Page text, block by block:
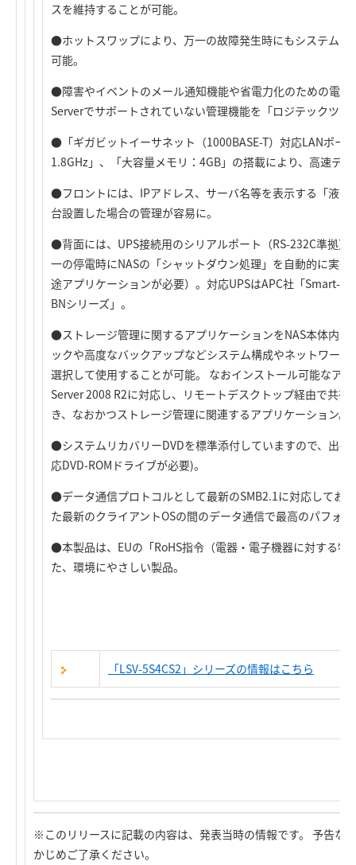
スを維持することが可能。
●ホットスワップにより、万一の故障発生時にもシステムを
可能。
●障害やイベントのメール通知機能や省電力化のための電
Serverでサポートされていない管理機能を「ロジテックツ
●「ギガビットイーサネット（1000BASE-T）対応LANポー
1.8GHz」、「大容量メモリ：4GB」の搭載により、高速デ
●フロントには、IPアドレス、サーバ名等を表示する「液晶
台設置した場合の管理が容易に。
●背面には、UPS接続用のシリアルポート（RS-232C準拠）
一の停電時にNASの「シャットダウン処理」を自動的に実
途アプリケーションが必要）。対応UPSはAPC社「Smart-
BNシリーズ」。
●ストレージ管理に関するアプリケーションをNAS本体内に
ックや高度なバックアップなどシステム構成やネットワー
選択して使用することが可能。 なおインストール可能なア
Server 2008 R2に対応し、リモートデスクトップ経由で共
き、なおかつストレージ管理に関連するアプリケーション。
●システムリカバリーDVDを標準添付していますので、出荷
応DVD-ROMドライブが必要)。
●データ通信プロトコルとして最新のSMB2.1に対応してお
た最新のクライアントOSの間のデータ通信で最高のパフォ
●本製品は、EUの「RoHS指令（電器・電子機器に対する特
た、環境にやさしい製品。
「LSV-5S4CS2」シリーズの情報はこちら
※このリリースに記載の内容は、発表当時の情報です。 予告な
かじめご了承ください。